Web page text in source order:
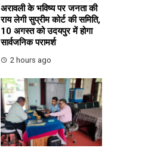
अरावली के भविष्य पर जनता की
राय लेगी सुप्रीम कोर्ट की समिति,
10 अगस्त को उदयपुर में होगा
सार्वजनिक परामर्श
2 hours ago